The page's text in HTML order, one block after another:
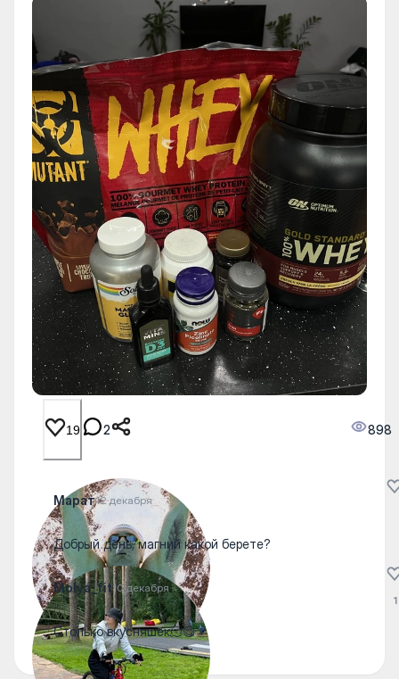
19 2 898
Марат12 декабря
Добрый день, магний какой берете?
Molya_fit10 декабря
Столько вкусняшек🫠😋
1